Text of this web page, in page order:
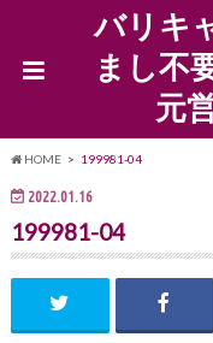
バリキ
まし不
元
HOME 199981-04
2022.01.16
199981-04